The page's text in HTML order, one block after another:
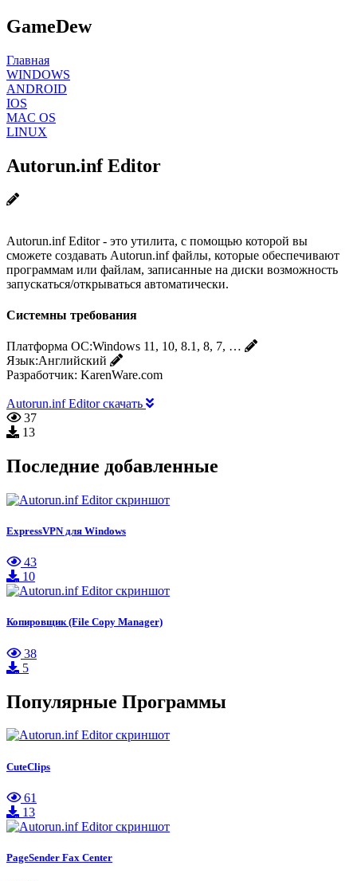
GameDew
Главная
WINDOWS
ANDROID
IOS
MAC OS
LINUX
Autorun.inf Editor
Autorun.inf Editor - это утилита, с помощью которой вы
сможете создавать Autorun.inf файлы, которые обеспечивают
программам или файлам, записанные на диски возможность
запускаться/открываться автоматически.
Системны требования
Платформа ОС:Windows 11, 10, 8.1, 8, 7, …
Язык:Английский
Разработчик: KarenWare.com
Autorun.inf Editor скачать
37
13
Последние добавленные
ExpressVPN для Windows
43
10
Копировщик (File Copy Manager)
38
5
Популярные Программы
CuteClips
61
13
PageSender Fax Center